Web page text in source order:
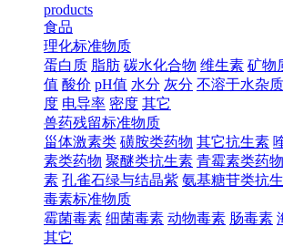
products
食品
理化标准物质
蛋白质 脂肪 碳水化合物 维生素 矿物
值 酸价 pH值 水分 灰分 不溶于水杂质
度 电导率 密度 其它
兽药残留标准物质
甾体激素类 磺胺类药物 其它抗生素
素类药物 聚醚类抗生素 青霉素类药物
素 孔雀石绿与结晶紫 氨基糖苷类抗
毒素标准物质
霉菌毒素 细菌毒素 动物毒素 肠毒素
其它